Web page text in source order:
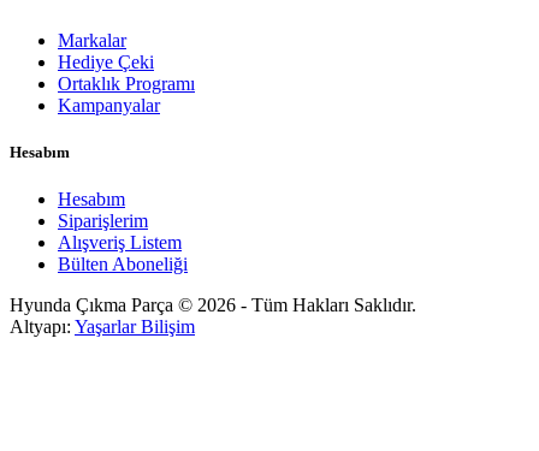
Markalar
Hediye Çeki
Ortaklık Programı
Kampanyalar
Hesabım
Hesabım
Siparişlerim
Alışveriş Listem
Bülten Aboneliği
Hyunda Çıkma Parça © 2026 - Tüm Hakları Saklıdır.
Altyapı: Yaşarlar Bilişim